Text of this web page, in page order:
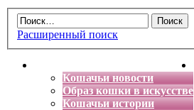
Расширенный поиск
Кошачьи новости
Образ кошки в искусстве
Кошачьи истории